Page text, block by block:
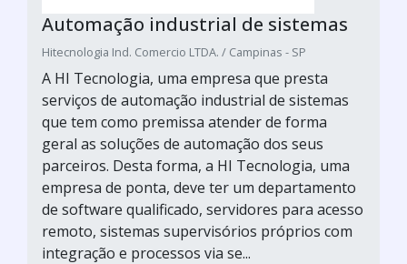
Automação industrial de sistemas
Hitecnologia Ind. Comercio LTDA. / Campinas - SP
A HI Tecnologia, uma empresa que presta
serviços de automação industrial de sistemas
que tem como premissa atender de forma
geral as soluções de automação dos seus
parceiros. Desta forma, a HI Tecnologia, uma
empresa de ponta, deve ter um departamento
de software qualificado, servidores para acesso
remoto, sistemas supervisórios próprios com
integração e processos via se...